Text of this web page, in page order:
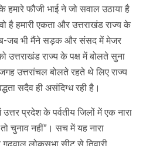
फौजी भाई ने जो सवाल उठाया है
है हमारी एकता और उत्तराखंड राज्य के
जब भी मैंने सड़क और संसद में मेजर
राज्य के पक्ष में बोलते सुना
उत्तरांचल बोलते रहते थे लिए राज्य
सदैव ही असंदिग्ध रही है।
प्रदेश के पर्वतीय जिलों में एक नारा
चुनाव नहीं”। सच में यह नारा